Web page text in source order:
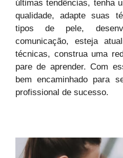
últimas tendências, tenha
qualidade, adapte suas
tipos de pele,
comunicação, esteja
técnicas, construa uma
pare de aprender. Com
bem encaminhado para
profissional de sucesso.